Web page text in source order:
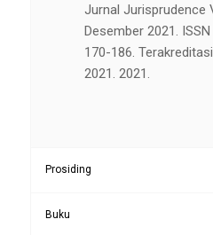
Jurnal Jurisprudence
Desember 2021.
170-186.
2021. 2021.
Prosiding
Buku